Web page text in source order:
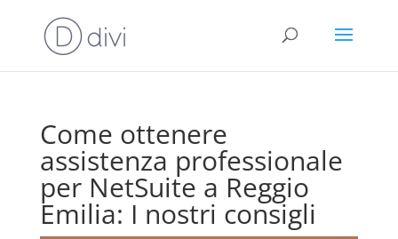
Come ottenere
assistenza professionale
per NetSuite a Reggio
Emilia: I nostri consigli